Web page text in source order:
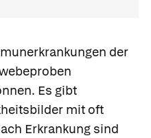
der
Es gibt
mit oft
Erkrankung sind